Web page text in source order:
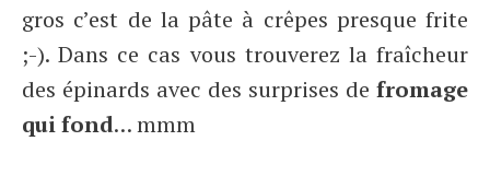
gros c’est de la pâte à crêpes presque frite
;-). Dans ce cas vous trouverez la fraîcheur
des épinards avec des surprises de fromage
qui fond… mmm